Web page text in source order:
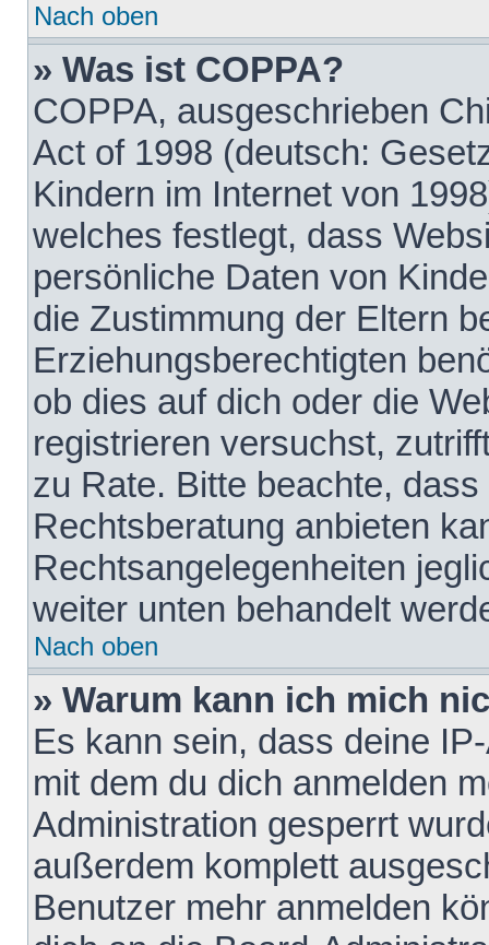
Nach oben
» Was ist COPPA?
COPPA, ausgeschrieben
Act of 1998 (deutsch:
Kindern im Internet von
welches festlegt, dass
persönliche Daten von
die Zustimmung der Eltern
Erziehungsberechtigten
ob dies auf dich oder die
registrieren versuchst,
zu Rate. Bitte beachte,
Rechtsberatung anbieten
Rechtsangelegenheiten
weiter unten behandelt
Nach oben
» Warum kann ich mich
Es kann sein, dass deine
mit dem du dich anmelden
Administration gesperrt
außerdem komplett
Benutzer mehr anmelden